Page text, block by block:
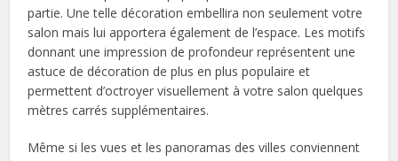
partie. Une telle décoration embellira non seulement votre
salon mais lui apportera également de l’espace. Les motifs
donnant une impression de profondeur représentent une
astuce de décoration de plus en plus populaire et
permettent d’octroyer visuellement à votre salon quelques
mètres carrés supplémentaires.
Même si les vues et les panoramas des villes conviennent